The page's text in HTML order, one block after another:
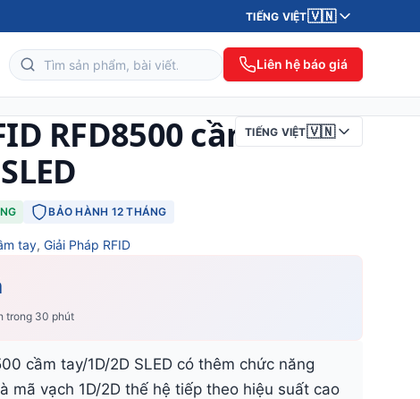
TIẾNG VIỆT🇻🇳
Liên hệ báo giá
TIẾNG VIỆT🇻🇳
RFD8500 cầm
BẢO HÀNH 12 THÁNG
tay, Giải Pháp RFID
trong 30 phút
cầm tay/1D/2D SLED có thêm chức năng
mã vạch 1D/2D thế hệ tiếp theo hiệu suất cao